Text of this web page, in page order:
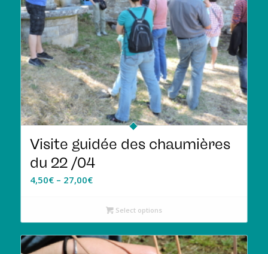
Visite guidée des chaumières
du 22 /04
4,50€– 27,00€
Select options